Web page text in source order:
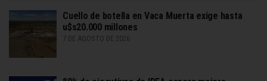
Cuello de botella en Vaca Muerta exige hasta
u$s20.000 millones
7 DE AGOSTO DE 2026